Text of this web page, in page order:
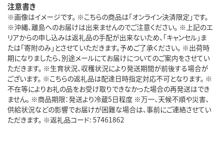
注意書き
※画像はイメージです。 ※こちらの商品は「オンライン決済限定」です。
※沖縄、離島へのお届けは出来ませんのでご注意ください。 ※上記のエ
リアからの申し込みは返礼品の手配が出来ないため、「キャンセル」ま
たは「寄附のみ」とさせていただきます。予めご了承ください。 ※出荷時
期になりましたら、別途メールにてお届けについてのご案内をさせてい
ただきます。 ※生育状況、収穫状況により発送期間が前後する場合が
ございます。 ※こちらの返礼品は配達日時指定対応不可となります。 ※
不在等によりお礼の品をお受け取りできなかった場合の再発送はでき
ません。 ※商品期限：発送より冷蔵5日程度 ※万一、天候不順や災害、
供給状況などの影響でお届けが困難な場合は、事前にご連絡させてい
ただきます。 ※返礼品コード: 57461862